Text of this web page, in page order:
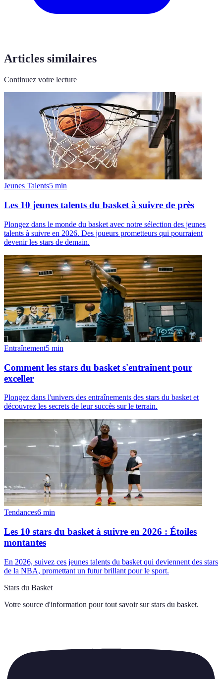
Articles similaires
Continuez votre lecture
Jeunes Talents5 min
Les 10 jeunes talents du basket à suivre de près
Plongez dans le monde du basket avec notre sélection des jeunes
talents à suivre en 2026. Des joueurs prometteurs qui pourraient
devenir les stars de demain.
Entraînement5 min
Comment les stars du basket s'entraînent pour
exceller
Plongez dans l'univers des entraînements des stars du basket et
découvrez les secrets de leur succès sur le terrain.
Tendances6 min
Les 10 stars du basket à suivre en 2026 : Étoiles
montantes
En 2026, suivez ces jeunes talents du basket qui deviennent des stars
de la NBA, promettant un futur brillant pour le sport.
Stars du Basket
Votre source d'information pour tout savoir sur stars du basket.